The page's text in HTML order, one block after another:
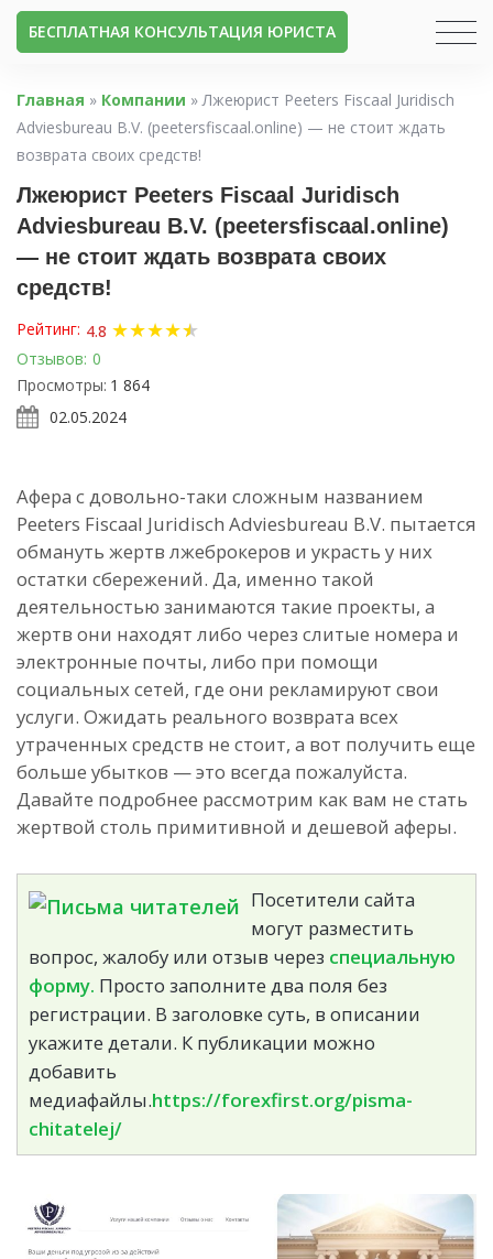
БЕСПЛАТНАЯ КОНСУЛЬТАЦИЯ ЮРИСТА
Главная » Компании »Лжеюрист Peeters Fiscaal Juridisch
Adviesbureau B.V. (peetersfiscaal.online) — не стоит ждать
возврата своих средств!
Лжеюрист Peeters Fiscaal Juridisch
Adviesbureau B.V. (peetersfiscaal.online)
— не стоит ждать возврата своих
средств!
Рейтинг: 4.8 ★★★★★
★
Отзывов: 0
Просмотры: 1 864
02.05.2024
Афера с довольно-таки сложным названием
Peeters Fiscaal Juridisch Adviesbureau B.V. пытается
обмануть жертв лжеброкеров и украсть у них
остатки сбережений. Да, именно такой
деятельностью занимаются такие проекты, а
жертв они находят либо через слитые номера и
электронные почты, либо при помощи
социальных сетей, где они рекламируют свои
услуги. Ожидать реального возврата всех
утраченных средств не стоит, а вот получить еще
больше убытков — это всегда пожалуйста.
Давайте подробнее рассмотрим как вам не стать
жертвой столь примитивной и дешевой аферы.
Посетители сайта
могут разместить
вопрос, жалобу или отзыв через специальную
форму. Просто заполните два поля без
регистрации. В заголовке суть, в описании
укажите детали. К публикации можно
добавить
медиафайлы.https://forexfirst.org/pisma-
chitatelej/